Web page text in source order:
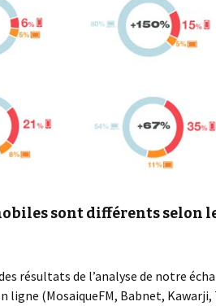
sont différents selon
résultats de l’analyse de notre
ligne (MosaiqueFM, Babnet,